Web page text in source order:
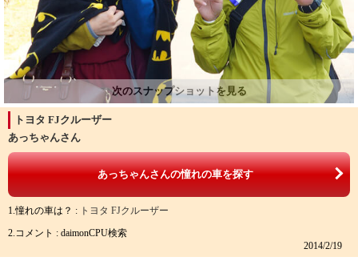
トヨタ FJクルーザー
あっちゃんさん
あっちゃんさんの憧れの車を探す
1.憧れの車は？ : トヨタ FJクルーザー
2.コメント : daimonCPU検索
2014/2/19